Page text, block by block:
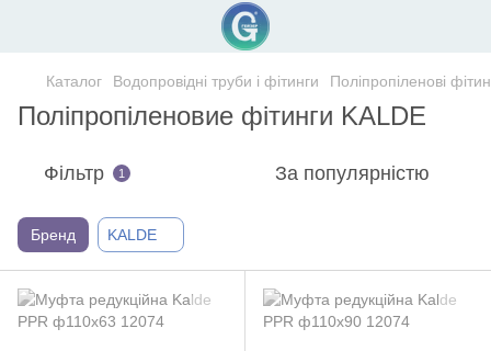
Каталог Водопровідні труби і фітинги Поліпропіленові
Поліпропіленовие фітинги KALDE
Фільтр 1 За популярністю
Бренд KALDE